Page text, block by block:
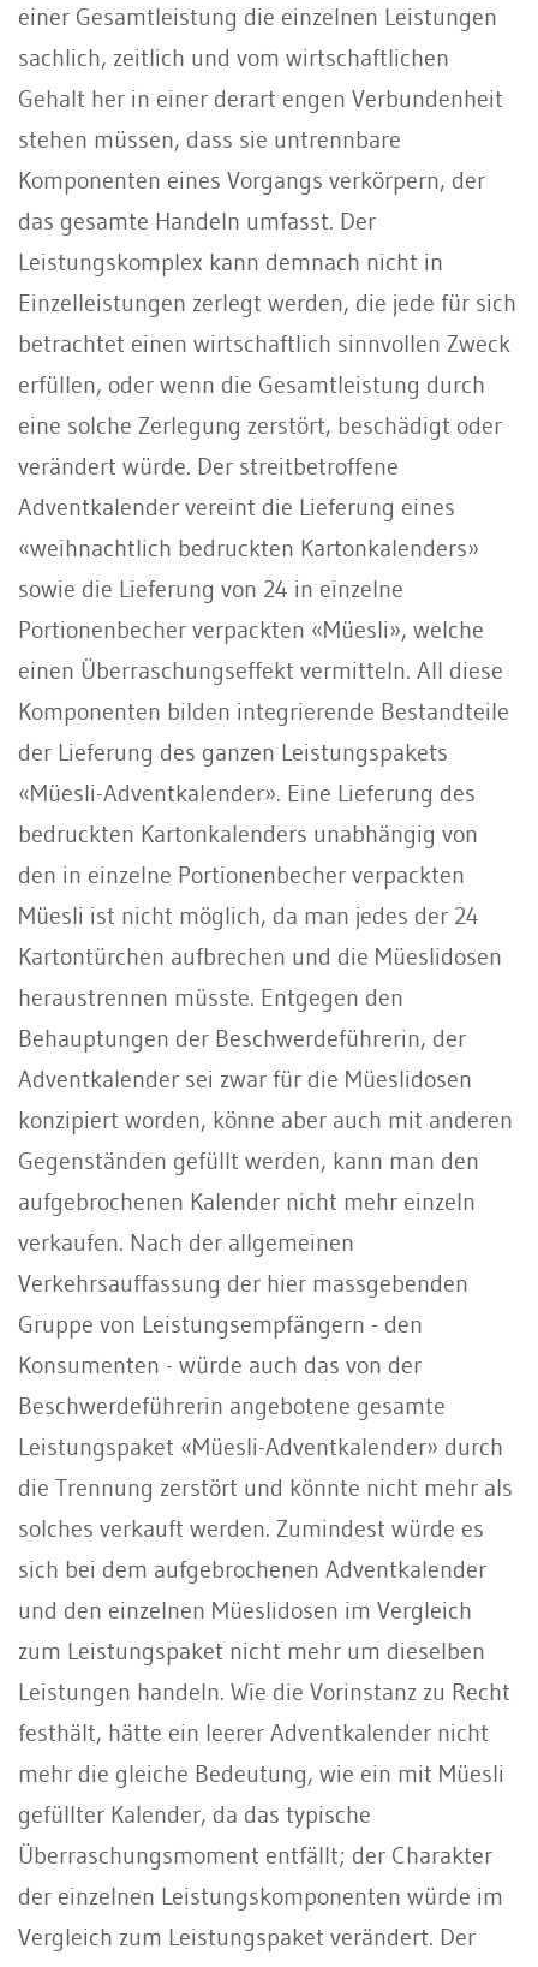
einer Gesamtleistung die einzelnen Leistungen
sachlich, zeitlich und vom wirtschaftlichen
Gehalt her in einer derart engen Verbundenheit
stehen müssen, dass sie untrennbare
Komponenten eines Vorgangs verkörpern, der
das gesamte Handeln umfasst. Der
Leistungskomplex kann demnach nicht in
Einzelleistungen zerlegt werden, die jede für sich
betrachtet einen wirtschaftlich sinnvollen Zweck
erfüllen, oder wenn die Gesamtleistung durch
eine solche Zerlegung zerstört, beschädigt oder
verändert würde. Der streitbetroffene
Adventkalender vereint die Lieferung eines
«weihnachtlich bedruckten Kartonkalenders»
sowie die Lieferung von 24 in einzelne
Portionenbecher verpackten «Müesli», welche
einen Überraschungseffekt vermitteln. All diese
Komponenten bilden integrierende Bestandteile
der Lieferung des ganzen Leistungspakets
«Müesli-Adventkalender». Eine Lieferung des
bedruckten Kartonkalenders unabhängig von
den in einzelne Portionenbecher verpackten
Müesli ist nicht möglich, da man jedes der 24
Kartontürchen aufbrechen und die Müeslidosen
heraustrennen müsste. Entgegen den
Behauptungen der Beschwerdeführerin, der
Adventkalender sei zwar für die Müeslidosen
konzipiert worden, könne aber auch mit anderen
Gegenständen gefüllt werden, kann man den
aufgebrochenen Kalender nicht mehr einzeln
verkaufen. Nach der allgemeinen
Verkehrsauffassung der hier massgebenden
Gruppe von Leistungsempfängern - den
Konsumenten - würde auch das von der
Beschwerdeführerin angebotene gesamte
Leistungspaket «Müesli-Adventkalender» durch
die Trennung zerstört und könnte nicht mehr als
solches verkauft werden. Zumindest würde es
sich bei dem aufgebrochenen Adventkalender
und den einzelnen Müeslidosen im Vergleich
zum Leistungspaket nicht mehr um dieselben
Leistungen handeln. Wie die Vorinstanz zu Recht
festhält, hätte ein leerer Adventkalender nicht
mehr die gleiche Bedeutung, wie ein mit Müesli
gefüllter Kalender, da das typische
Überraschungsmoment entfällt; der Charakter
der einzelnen Leistungskomponenten würde im
Vergleich zum Leistungspaket verändert. Der